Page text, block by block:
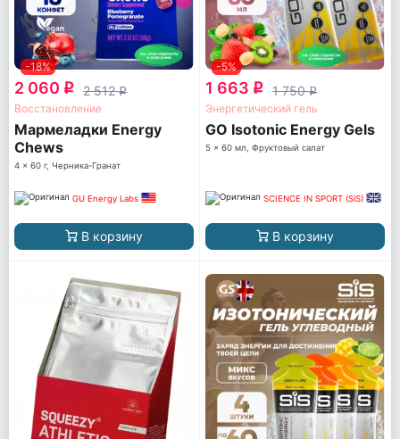
-18%
2 060 q 2 512q
Восстановление
Мармеладки Energy
Chews
4 x 60 г, Черника-Гранат
GU Energy Labs
В корзину
-5%
1 663 q 1 750q
Энергетический гель
GO Isotonic Energy Gels
5 x 60 мл, Фруктовый салат
SCIENCE IN SPORT (SiS)
В корзину